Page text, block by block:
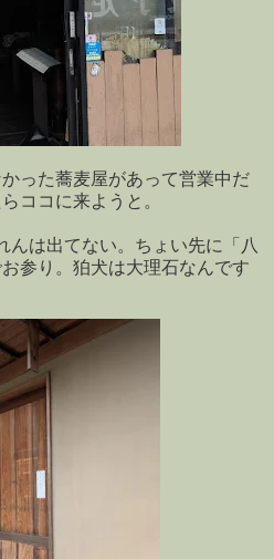
った蕎麦屋があって営業中だ
ココに来ようと。
んは出てない。ちょい先に「八
参り。狛犬は大理石なんです